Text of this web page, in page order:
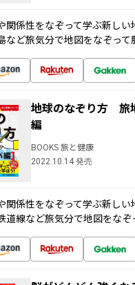
関係性をなぞって学ぶ新しい
など旅気分で地図をなぞって
地球のなぞり方
編
BOOKS 旅と健康
2022.10.14 発売
関係性をなぞって学ぶ新しい
道線など旅気分で地図をなぞ